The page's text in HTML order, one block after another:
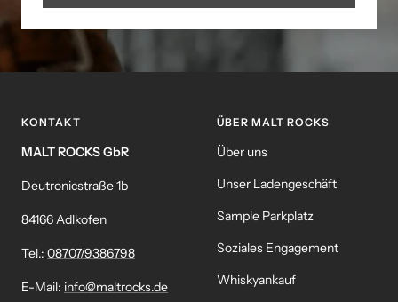
KONTAKT
MALT ROCKS GbR
Deutronicstraße 1b
84166 Adlkofen
Tel.: 08707/9386798
E-Mail: info@maltrocks.de
ÜBER MALT ROCKS
Über uns
Unser Ladengeschäft
Sample Parkplatz
Soziales Engagement
Whiskyankauf